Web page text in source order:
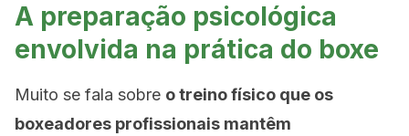
A preparação psicológica
envolvida na prática do boxe
Muito se fala sobre o treino físico que os
boxeadores profissionais mantêm